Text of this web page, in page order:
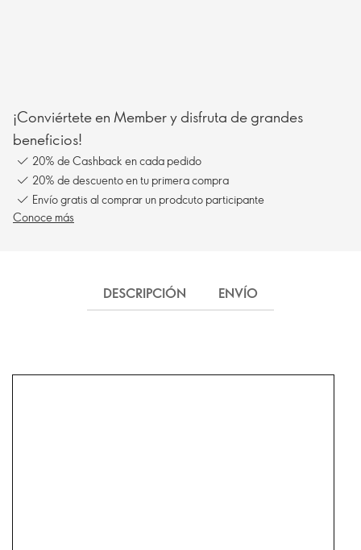
¡Conviértete en Member y disfruta de grandes
beneficios!
20% de Cashback en cada pedido
20% de descuento en tu primera compra
Envío gratis al comprar un prodcuto participante
Conoce más
DESCRIPCIÓN ENVÍO